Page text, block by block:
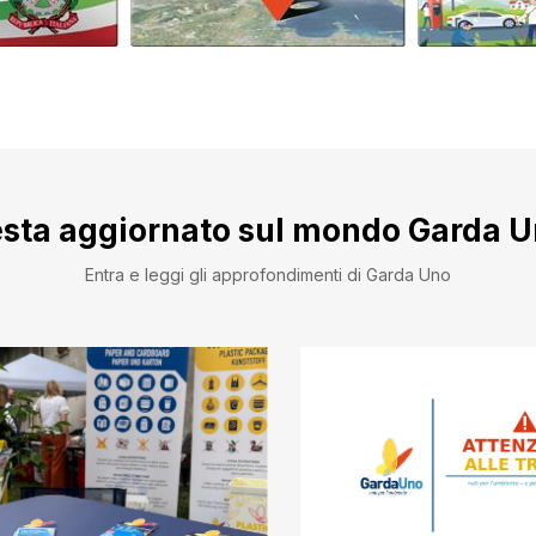
aggiornato sul mondo Garda
Entra e leggi gli approfondimenti di Garda Uno